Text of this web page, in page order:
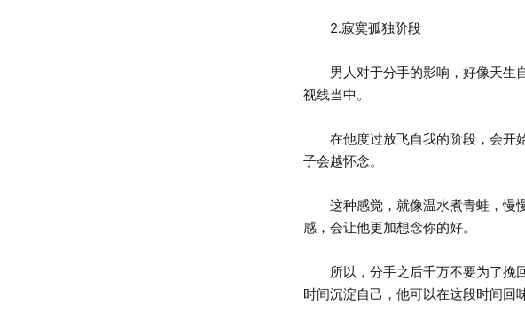
2.寂寞孤独阶段
男人对于分手的影响，好像天生
视线当中。
在他度过放飞自我的阶段，会开始
子会越怀念。
这种感觉，就像温水煮青蛙，慢
感，会让他更加想念你的好。
所以，分手之后千万不要为了挽
时间沉淀自己，他可以在这段时间回